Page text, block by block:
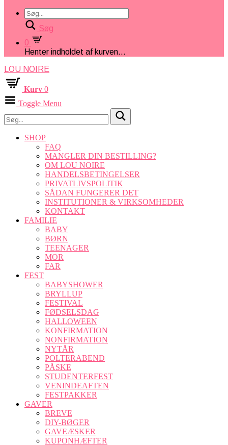
Søg
0
Henter indholdet af kurven...
LOU NOIRE
Kurv 0
Toggle Menu
SHOP
FAQ
MANGLER DIN BESTILLING?
OM LOU NOIRE
HANDELSBETINGELSER
PRIVATLIVSPOLITIK
SÅDAN FUNGERER DET
INSTITUTIONER & VIRKSOMHEDER
KONTAKT
FAMILIE
BABY
BØRN
TEENAGER
MOR
FAR
FEST
BABYSHOWER
BRYLLUP
FESTIVAL
FØDSELSDAG
HALLOWEEN
KONFIRMATION
NONFIRMATION
NYTÅR
POLTERABEND
PÅSKE
STUDENTERFEST
VENINDEAFTEN
FESTPAKKER
GAVER
BREVE
DIY-BØGER
GAVEÆSKER
KUPONHÆFTER